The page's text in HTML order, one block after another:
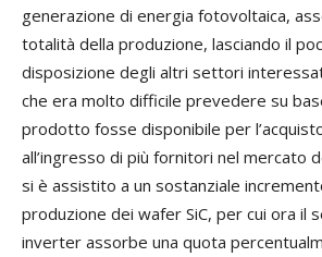
generazione di energia fotovoltaica,
totalità della produzione, lasciando il
disposizione degli altri settori
che era molto difficile prevedere su
prodotto fosse disponibile per
all’ingresso di più fornitori nel mercato
si è assistito a un sostanziale
produzione dei wafer SiC, per cui ora il
inverter assorbe una quota